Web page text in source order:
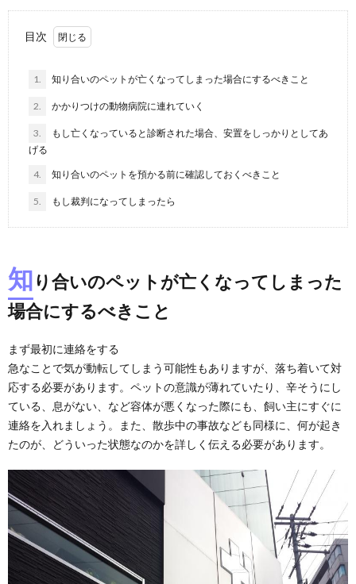
目次
1. 知り合いのペットが亡くなってしまった場合にするべきこと
2. かかりつけの動物病院に連れていく
3.
もし亡くなっていると診断された場合、安置をしっかりとしてあ
げる
4. 知り合いのペットを預かる前に確認しておくべきこと
5. もし裁判になってしまったら
知り合いのペットが亡くなってしまった
場合にするべきこと
まず最初に連絡をする
急なことで気が動転してしまう可能性もありますが、落ち着いて対
応する必要があります。ペットの意識が薄れていたり、辛そうにし
ている、息がない、など容体が悪くなった際にも、飼い主にすぐに
連絡を入れましょう。また、散歩中の事故なども同様に、何が起き
たのが、どういった状態なのかを詳しく伝える必要があります。